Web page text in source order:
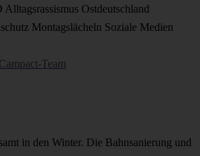
Alltagsrassismus Ostdeutschland
Montagslächeln Soziale Medien
Campact-Team
in den Winter. Die Bahnsanierung und